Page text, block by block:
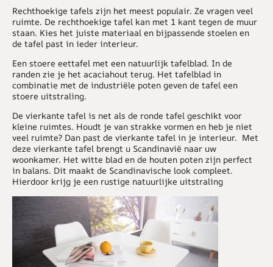
Rechthoekige tafels zijn het meest populair. Ze vragen veel
ruimte. De rechthoekige tafel kan met 1 kant tegen de muur
staan. Kies het juiste materiaal en bijpassende stoelen en
de tafel past in ieder interieur.
Een stoere eettafel met een natuurlijk tafelblad. In de
randen zie je het acaciahout terug. Het tafelblad in
combinatie met de industriële poten geven de tafel een
stoere uitstraling.
De vierkante tafel is net als de ronde tafel geschikt voor
kleine ruimtes. Houdt je van strakke vormen en heb je niet
veel ruimte? Dan past de vierkante tafel in je interieur. Met
deze vierkante tafel brengt u Scandinavië naar uw
woonkamer. Het witte blad en de houten poten zijn perfect
in balans. Dit maakt de Scandinavische look compleet.
Hierdoor krijg je een rustige natuurlijke uitstraling